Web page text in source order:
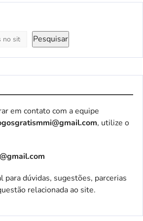
Pesquisar
em contato com a equipe
, utilize o
para dúvidas, sugestões, parcerias
relacionada ao site.